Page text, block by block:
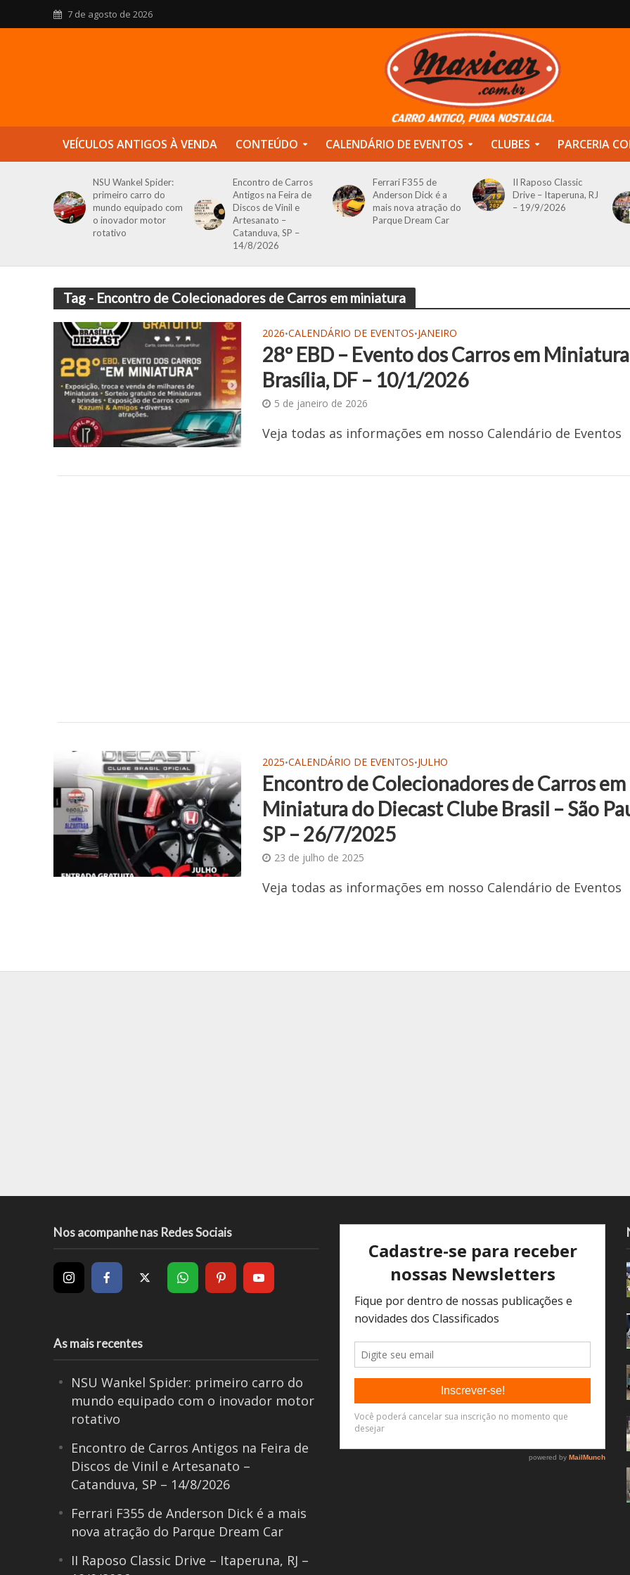
7 de agosto de 2026
VEÍCULOS ANTIGOS À VENDA CONTEÚDO CALENDÁRIO DE EVENTOS CLUBES PARCERIA
NSU Wankel Spider:
primeiro carro do
mundo equipado com
o inovador motor
rotativo
Encontro de Carros
Antigos na Feira de
Discos de Vinil e
Artesanato –
Catanduva, SP –
14/8/2026
Ferrari F355 de
Anderson Dick é a
mais nova atração do
Parque Dream Car
II Raposo Classic
Drive – Itaperuna, RJ
– 19/9/2026
Tag - Encontro de Colecionadores de Carros em miniatura
2026•CALENDÁRIO DE EVENTOS•JANEIRO
28º EBD – Evento dos Carros em
Brasília, DF – 10/1/2026
5 de janeiro de 2026
Veja todas as informações em nosso Calendário de Eventos
2025•CALENDÁRIO DE EVENTOS•JULHO
Encontro de Colecionadores de Carros em
Miniatura do Diecast Clube Brasil – São
SP – 26/7/2025
23 de julho de 2025
Veja todas as informações em nosso Calendário de Eventos
Nos acompanhe nas Redes Sociais
As mais recentes
NSU Wankel Spider: primeiro carro do
mundo equipado com o inovador motor
rotativo
Encontro de Carros Antigos na Feira de
Discos de Vinil e Artesanato –
Catanduva, SP – 14/8/2026
Ferrari F355 de Anderson Dick é a mais
nova atração do Parque Dream Car
II Raposo Classic Drive – Itaperuna, RJ –